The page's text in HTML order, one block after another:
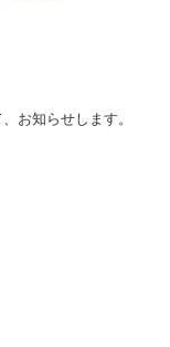
お知らせします。